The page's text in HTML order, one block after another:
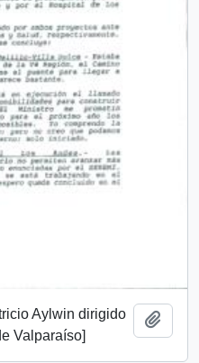
Aylwin dirigido
Valparaíso]